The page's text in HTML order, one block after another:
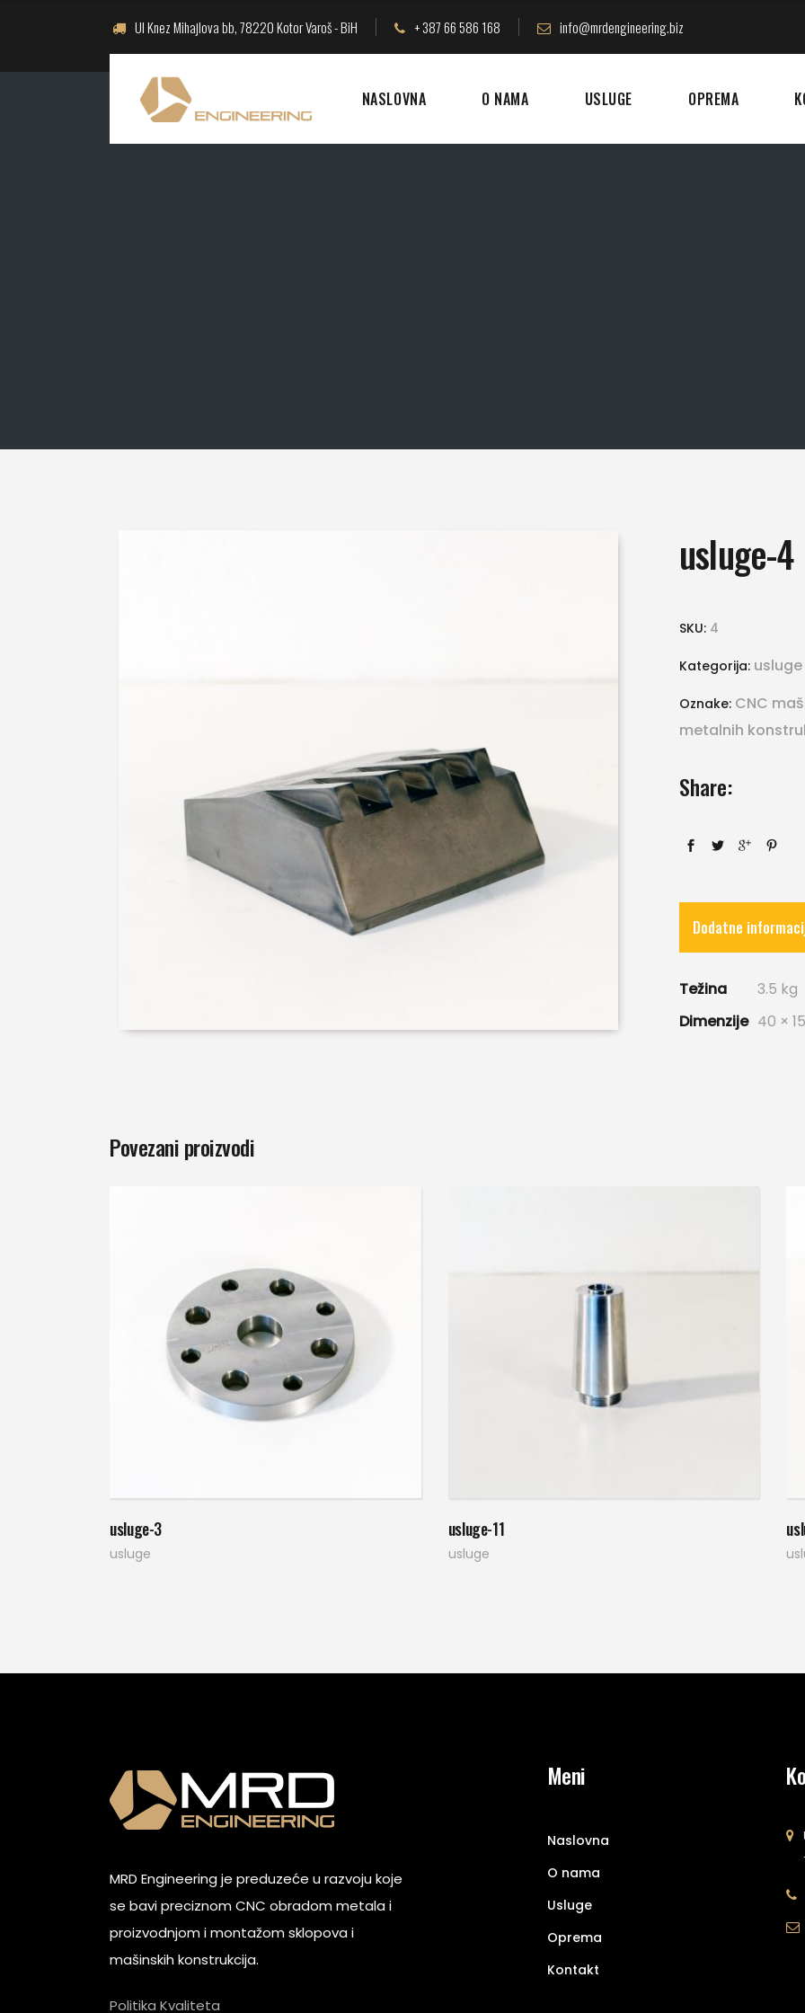
Ul Knez Mihajlova bb, 78220 Kotor Varoš - BiH + 387 66 586 168 info@mrdengineering.biz
NASLOVNA O NAMA USLUGE OPREMA
usluge-4
SKU: 4
Kategorija: usluge
Oznake: CNC
metalnih
Share:
Dodatne
Težina
3.5 kg
Dimenzije 40 ×
Povezani proizvodi
usluge-3
usluge
usluge-11
usluge
MRD Engineering je preduzeće u razvoju koje
se bavi preciznom CNC obradom metala i
proizvodnjom i montažom sklopova i
mašinskih konstrukcija.
Politika Kvaliteta
Meni
Naslovna
O nama
Usluge
Oprema
Kontakt